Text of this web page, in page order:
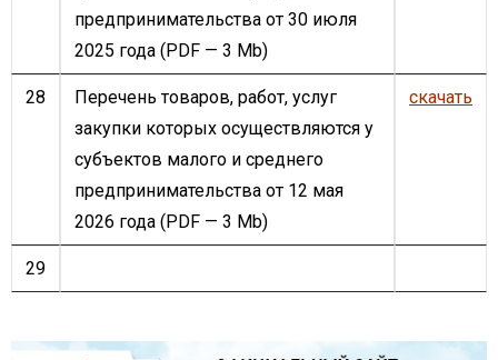
предпринимательства от 30 июля
2025 года (PDF — 3 Mb)
28
Перечень товаров, работ, услуг
закупки которых осуществляются у
субъектов малого и среднего
предпринимательства от 12 мая
2026 года (PDF — 3 Mb)
скачать
29